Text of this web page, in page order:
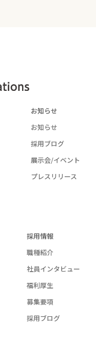
お知らせ
お知らせ
採用ブログ
展示会/イベント
プレスリリース
採用情報
職種紹介
社員インタビュー
福利厚生
募集要項
採用ブログ